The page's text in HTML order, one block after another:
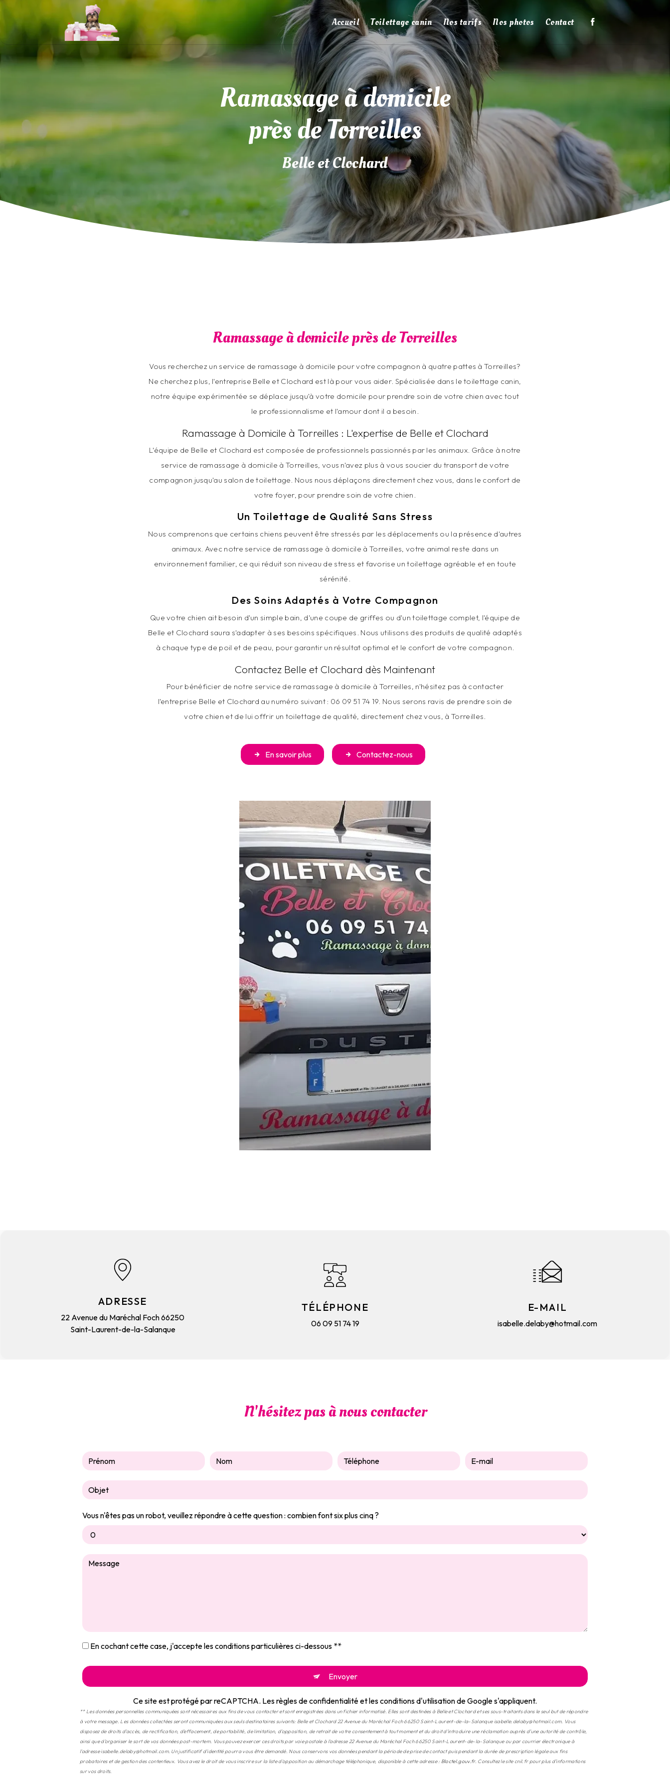
Accueil Toilettage canin Nos tarifs Nos photos Contact
Ramassage à domicile
près de Torreilles
Belle et Clochard
Ramassage à domicile près de Torreilles
Vous recherchez un service de ramassage à domicile pour votre compagnon à quatre pattes à Torreilles?
Ne cherchez plus, l'entreprise Belle et Clochard est là pour vous aider. Spécialisée dans le toilettage canin,
notre équipe expérimentée se déplace jusqu'à votre domicile pour prendre soin de votre chien avec tout
le professionnalisme et l'amour dont il a besoin.
Ramassage à Domicile à Torreilles : L'expertise de Belle et Clochard
L'équipe de Belle et Clochard est composée de professionnels passionnés par les animaux. Grâce à notre
service de ramassage à domicile à Torreilles, vous n'avez plus à vous soucier du transport de votre
compagnon jusqu'au salon de toilettage. Nous nous déplaçons directement chez vous, dans le confort de
votre foyer, pour prendre soin de votre chien.
Un Toilettage de Qualité Sans Stress
Nous comprenons que certains chiens peuvent être stressés par les déplacements ou la présence d'autres
animaux. Avec notre service de ramassage à domicile à Torreilles, votre animal reste dans un
environnement familier, ce qui réduit son niveau de stress et favorise un toilettage agréable et en toute
sérénité.
Des Soins Adaptés à Votre Compagnon
Que votre chien ait besoin d'un simple bain, d'une coupe de griffes ou d'un toilettage complet, l'équipe de
Belle et Clochard saura s'adapter à ses besoins spécifiques. Nous utilisons des produits de qualité adaptés
à chaque type de poil et de peau, pour garantir un résultat optimal et le confort de votre compagnon.
Contactez Belle et Clochard dès Maintenant
Pour bénéficier de notre service de ramassage à domicile à Torreilles, n'hésitez pas à contacter
l'entreprise Belle et Clochard au numéro suivant : 06 09 51 74 19. Nous serons ravis de prendre soin de
votre chien et de lui offrir un toilettage de qualité, directement chez vous, à Torreilles.
En savoir plus Contactez-nous
ADRESSE
22 Avenue du Maréchal Foch66250
Saint-Laurent-de-la-Salanque
TÉLÉPHONE
06 09 51 74 19
E-MAIL
isabelle.delaby@hotmail.com
N'hésitez pas à nous contacter
Vous n'êtes pas un robot, veuillez répondre à cette question : combien font six plus cinq ?
En cochant cette case, j'accepte les conditions particulières ci-dessous **
Envoyer
Ce site est protégé par reCAPTCHA. Lesrègles de confidentialitéet lesconditions d'utilisationde Google s'appliquent.
** Les données personnelles communiquées sont nécessaires aux fins de vous contacter et sont enregistrées dans un fichier informatisé. Elles sont destinées à Belle et Clochard et ses sous-traitants dans le seul but de répondre
à votre message. Les données collectées seront communiquées aux seuls destinataires suivants: Belle et Clochard 22 Avenue du Maréchal Foch 66250 Saint-Laurent-de-la-Salanque isabelle.delaby@hotmail.com. Vous
disposez de droits d’accès, de rectification, d’effacement, de portabilité, de limitation, d’opposition, de retrait de votre consentement à tout moment et du droit d’introduire une réclamation auprès d’une autorité de contrôle,
ainsi que d’organiser le sort de vos données post-mortem. Vous pouvez exercer ces droits par voie postale à l'adresse 22 Avenue du Maréchal Foch 66250 Saint-Laurent-de-la-Salanque ou par courrier électronique à
l'adresse isabelle.delaby@hotmail.com. Un justificatif d'identité pourra vous être demandé. Nous conservons vos données pendant la période de prise de contact puis pendant la durée de prescription légale aux fins
probatoires et de gestion des contentieux. Vous avez le droit de vous inscrire sur la liste d'opposition au démarchage téléphonique, disponible à cette adresse : Bloctel.gouv.fr. Consultez le site cnil.fr pour plus d’informations
sur vos droits.
Panneau de gestion des cookies